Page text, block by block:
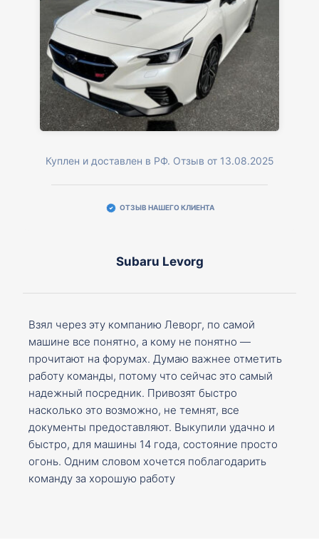
Куплен и доставлен в РФ. Отзыв от 13.08.2025
ОТЗЫВ НАШЕГО КЛИЕНТА
Subaru Levorg
Взял через эту компанию Леворг, по самой
машине все понятно, а кому не понятно —
прочитают на форумах. Думаю важнее отметить
работу команды, потому что сейчас это самый
надежный посредник. Привозят быстро
насколько это возможно, не темнят, все
документы предоставляют. Выкупили удачно и
быстро, для машины 14 года, состояние просто
огонь. Одним словом хочется поблагодарить
команду за хорошую работу